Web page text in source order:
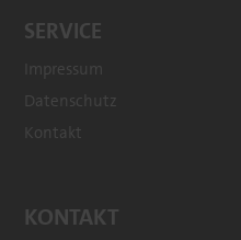
SERVICE
Impressum
Datenschutz
Kontakt
KONTAKT